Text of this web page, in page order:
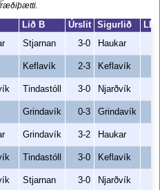
Lið B Úrslit Sigurlið
LEI
Stjarnan 3-0 Haukar
Keflavík 2-3 Keflavík
Tindastóll 3-0 Njarðvík
Grindavík 0-3 Grindavík
Grindavík 3-2 Haukar
Tindastóll 3-0 Keflavík
Stjarnan 3-0 Njarðvík